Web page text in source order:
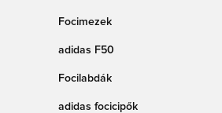
Focimezek
adidas F50
Focilabdák
adidas focicipők